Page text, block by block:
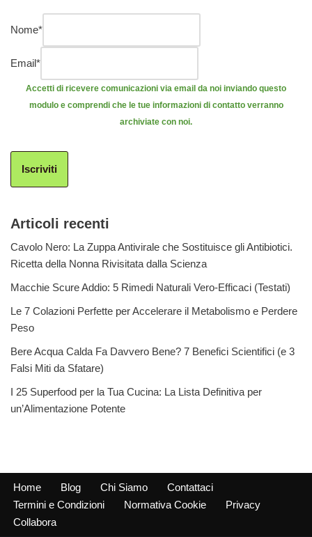
Nome*
Email*
Accetti di ricevere comunicazioni via email da noi inviando questo
modulo e comprendi che le tue informazioni di contatto verranno
archiviate con noi.
Iscriviti
Articoli recenti
Cavolo Nero: La Zuppa Antivirale che Sostituisce gli Antibiotici.
Ricetta della Nonna Rivisitata dalla Scienza
Macchie Scure Addio: 5 Rimedi Naturali Vero-Efficaci (Testati)
Le 7 Colazioni Perfette per Accelerare il Metabolismo e Perdere
Peso
Bere Acqua Calda Fa Davvero Bene? 7 Benefici Scientifici (e 3
Falsi Miti da Sfatare)
I 25 Superfood per la Tua Cucina: La Lista Definitiva per
un’Alimentazione Potente
Home Blog Chi Siamo
Contattaci
Termini e Condizioni
Normativa Cookie
Privacy
Collabora